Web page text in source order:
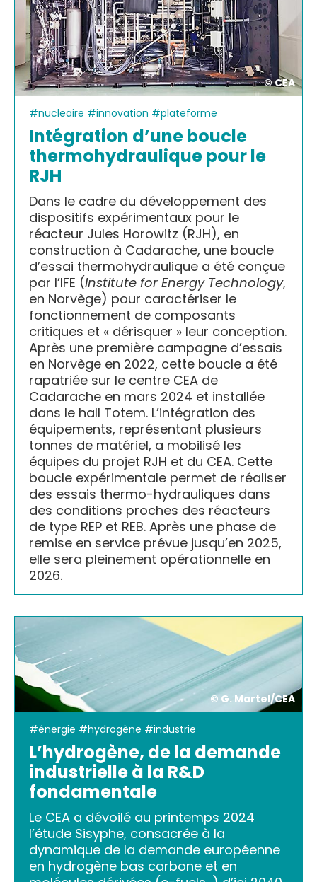
© CEA
#nucleaire #innovation #plateforme
Intégration d’une boucle
thermohydraulique pour le
RJH
Dans le cadre du développement des
dispositifs expérimentaux pour le
réacteur Jules Horowitz (RJH), en
construction à Cadarache, une boucle
d’essai thermohydraulique a été conçue
par l’IFE (Institute for Energy Technology,
en Norvège) pour caractériser le
fonctionnement de composants
critiques et « dérisquer » leur conception.
Après une première campagne d’essais
en Norvège en 2022, cette boucle a été
rapatriée sur le centre CEA de
Cadarache en mars 2024 et installée
dans le hall Totem. L’intégration des
équipements, représentant plusieurs
tonnes de matériel, a mobilisé les
équipes du projet RJH et du CEA. Cette
boucle expérimentale permet de réaliser
des essais thermo-hydrauliques dans
des conditions proches des réacteurs
de type REP et REB. Après une phase de
remise en service prévue jusqu’en 2025,
elle sera pleinement opérationnelle en
2026.
© G. Martel/CEA
#énergie #hydrogène #industrie
L’hydrogène, de la demande
industrielle à la R&D
fondamentale
Le CEA a dévoilé au printemps 2024
l’étude Sisyphe, consacrée à la
dynamique de la demande européenne
en hydrogène bas carbone et en